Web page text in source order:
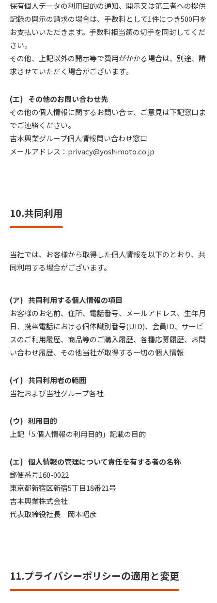
保有個人データの利用目的の通知、開示又は第三者への提供
記録の開示の請求の場合は、手数料として1件につき500円を
お支払いいただきます。手数料相当額の切手を同封してくだ
さい。
その他、上記以外の開示等で費用がかかる場合は、別途、請
求させていただく場合がございます。
その他のお問い合わせ先
その他の個人情報に関するお問い合せ、ご意見は下記窓口ま
でご連絡ください。
吉本興業グループ個人情報問い合わせ窓口
メールアドレス：privacy@yoshimoto.co.jp
10.共同利用
当社では、お客様から取得した個人情報を以下のとおり、共
同利用する場合がございます。
共同利用する個人情報の項目
お客様のお名前、住所、電話番号、メールアドレス、生年月
日、携帯電話における個体識別番号(UID)、会員ID、サービ
スのご利用履歴、商品等のご購入履歴、各種応募履歴、お問
い合わせ履歴、その他当社が取得する一切の個人情報
共同利用者の範囲
当社および当社グループ各社
利用目的
上記「5.個人情報の利用目的」記載の目的
個人情報の管理について責任を有する者の名称
郵便番号160-0022
東京都新宿区新宿5丁目18番21号
吉本興業株式会社
代表取締役社長 岡本昭彦
11.プライバシーポリシーの適用と変更